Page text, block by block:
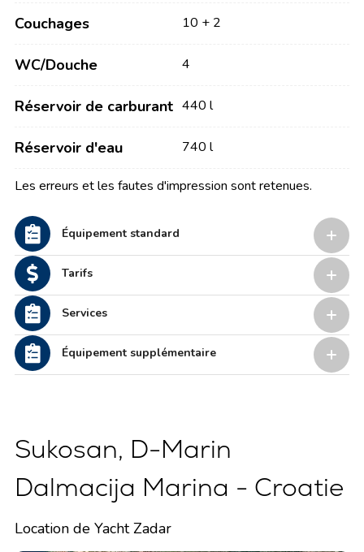
Couchages 10 + 2
WC/Douche 4
Réservoir de carburant 440 l
Réservoir d'eau 740 l
Les erreurs et les fautes d'impression sont retenues.
Équipement standard
Tarifs
Services
Équipement supplémentaire
Sukosan, D-Marin
Dalmacija Marina - Croatie
Location de Yacht Zadar